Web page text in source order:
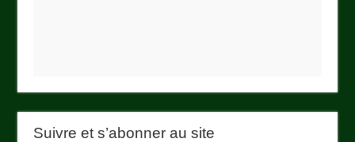
Suivre et s’abonner au site